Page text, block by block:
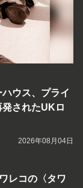
ウス、プライ
されたUKロ
2026年08月04日
レコの〈タワ